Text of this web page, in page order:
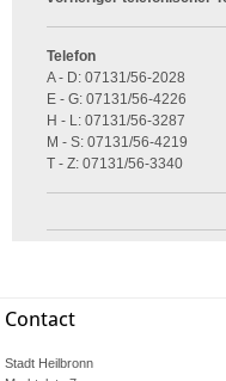
Telefon
A - D: 07131/56-2028
E - G: 07131/56-4226
H - L: 07131/56-3287
M - S: 07131/56-4219
T - Z: 07131/56-3340
Contact
Stadt Heilbronn